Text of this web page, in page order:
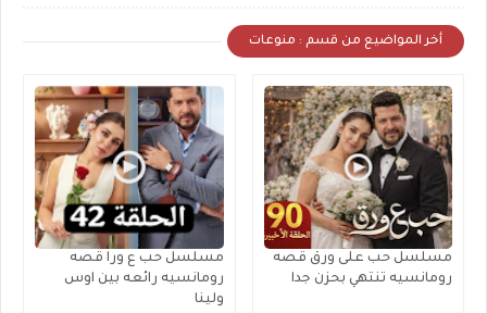
أخر المواضيع من قسم : منوعات
مسلسل حب على ورق قصه
رومانسيه تنتهي بحزن جدا
مسلسل حب ع ورا قصه
رومانسيه رائعه بين اوس
ولينا